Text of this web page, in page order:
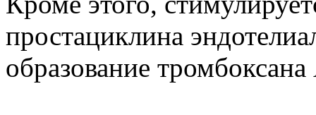
простациклина
образование